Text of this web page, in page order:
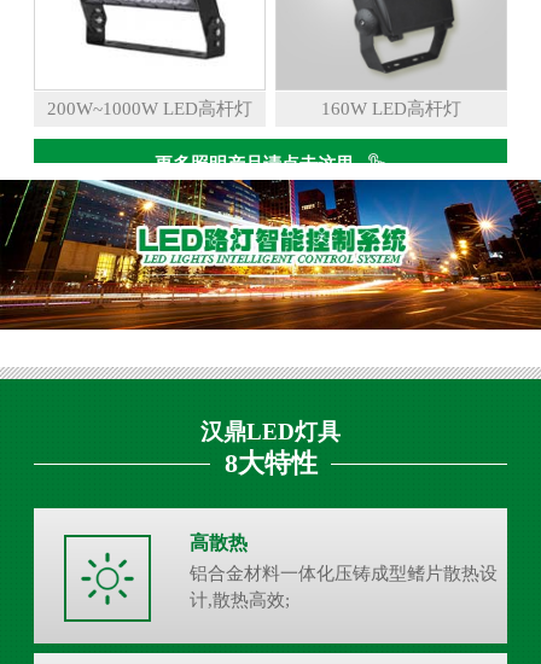
200W~1000W LED高杆灯 160W LED高杆灯
更多照明产品请点击这里
汉鼎LED灯具
8大特性
高散热
铝合金材料一体化压铸成型鳍片散热设
计,散热高效;